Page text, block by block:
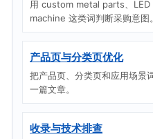
用 custom metal parts、
machine 这类词判断采购意图。
产品页与分类页优化
把产品页、分类页和应用场景
一篇文章。
收录与技术排查